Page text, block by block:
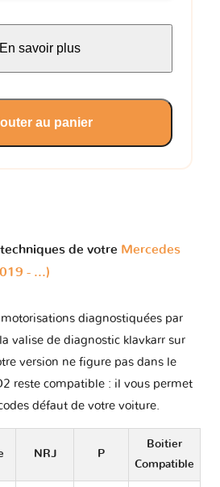
En savoir plus
au panier
de votre Mercedes
- ...)
diagnostiquées par
valise de diagnostic klavkarr sur
version ne figure pas dans le
reste compatible : il vous permet
défaut de votre voiture.
NRJ P
Boitier
Compatible